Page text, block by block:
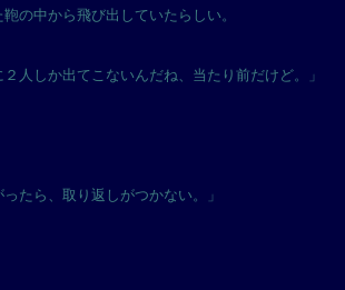
の中から飛び出していたらしい。
人しか出てこないんだね、当たり前だけど。」
たら、取り返しがつかない。」